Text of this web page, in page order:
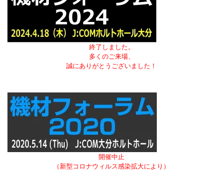
終了しました。
多くのご来場、
誠にありがとうございました！
開催中止
（新型コロナウィルス感染拡大により）